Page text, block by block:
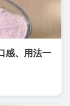
感、用法一